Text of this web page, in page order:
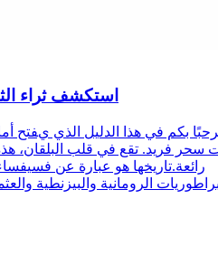
استكشف ثراء
بكم في هذا الدليل الذي يفتح
سحر فريد. تقع في قلب البلقان،
رائعة.تاريخها هو عبارة عن
الرومانية والبيزنطية